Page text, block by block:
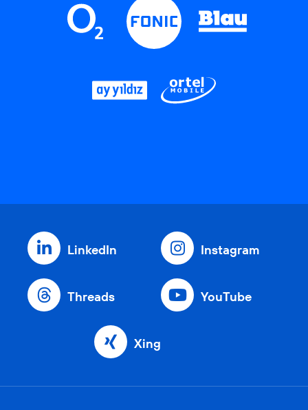
LinkedIn Instagram
Threads YouTube
Xing